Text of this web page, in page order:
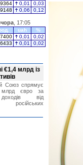
0,01
0,03
0,06 0,12
, 17:05
uah
%
0,01
0,02
0,01 0,02
€1,4 млрд із
Союз спрямує
млрд євро за
від
російських